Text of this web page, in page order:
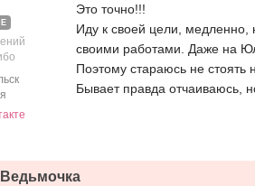
Это точно!!!
Иду к своей цели, медленно,
своими работами. Даже на
Поэтому стараюсь не стоять
Бывает правда отчаиваюсь,